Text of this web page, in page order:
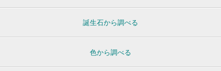
誕生石から調べる
色から調べる